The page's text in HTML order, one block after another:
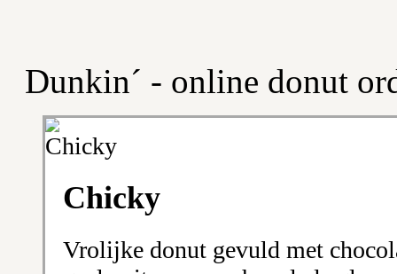
Dunkin´ - online donut
Chicky
Vrolijke donut gevuld met